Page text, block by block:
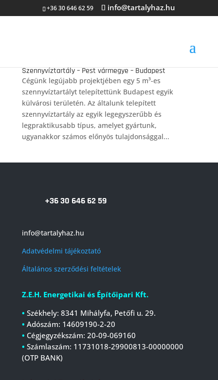
+36 30 646 62 59 info@tartalyhaz.hu
Szennyvíztartály – Pest vármegye – Budapest
Cégünk legújabb projektjében egy 5 m³-es
szennyvíztartályt telepítettünk Budapest egyik
külvárosi területén. Az általunk telepített
szennyvíztartály az egyik legegyszerűbb és
legpraktikusabb típus, amelyet gyártunk,
ugyanakkor számos előnyös tulajdonsággal...
+36 30 646 62 59
info@tartalyhaz.hu
Adatvédelmi tájékoztató
Általános szerződési feltételek
Z.E.H. Energetikai és Építőipari Kft.
• Székhely: 8341 Mihályfa, Petőfi u. 29.
• Adószám: 14609190-2-20
• Cégjegyzékszám: 20-09-069160
• Számlaszám: 11731018-29900813-00000000
(OTP BANK)